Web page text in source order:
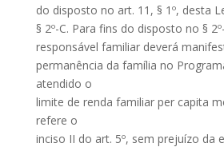
do disposto no art. 11, § 1º, desta
§ 2º-C. Para fins do disposto no §
responsável familiar deverá
permanência da família no
atendido o
limite de renda familiar per capita
refere o
inciso II do art. 5º, sem prejuízo da